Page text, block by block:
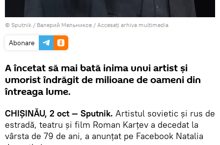
© Sputnik / Валерий Мельников / Accesați arhiva multimedia
Abonare
A încetat să mai bată inima unui artist și
umorist îndrăgit de milioane de oameni din
întreaga lume.
CHIȘINĂU, 2 oct — Sputnik. Artistul sovietic și rus de
estradă, teatru și film Roman Karțev a decedat la
vârsta de 79 de ani, a anunțat pe Facebook Natalia